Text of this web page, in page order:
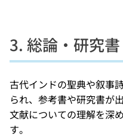
3. 総論・研究書
古代インドの聖典や叙事
られ、参考書や研究書が
文献についての理解を深
す。